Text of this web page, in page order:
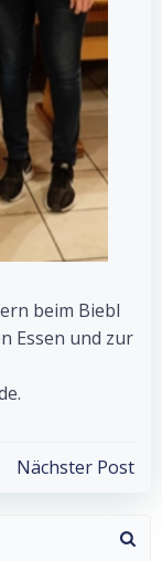
beim Biebl
Essen und zur
Nächster Post